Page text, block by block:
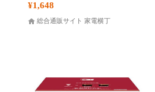
¥1,648
総合通販サイト 家電横丁